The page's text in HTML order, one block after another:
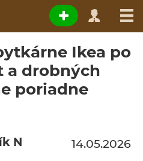
Ikea po
a drobných
poriadne
N 14.05.2026